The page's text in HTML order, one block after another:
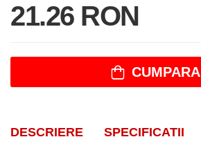
21.26 RON
CUMPARA
DESCRIERE SPECIFICATII